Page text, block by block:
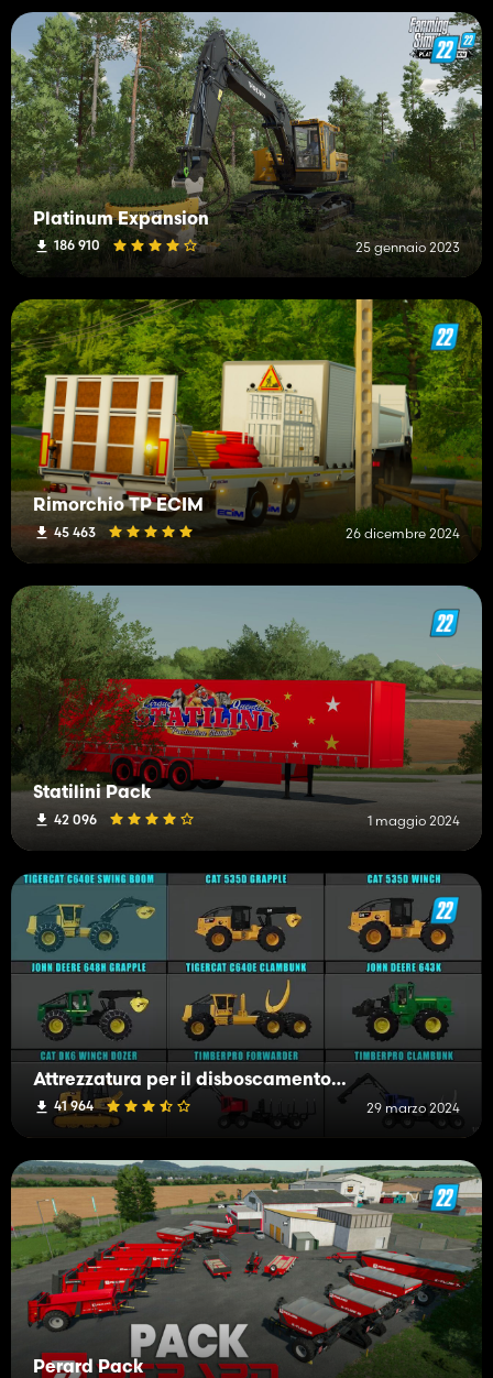
Platinum Expansion
186 910 25 gennaio 2023
Rimorchio TP ECIM
45 463 26 dicembre 2024
Statilini Pack
42 096 1 maggio 2024
Attrezzatura per il disboscamento FDR
41 964 29 marzo 2024
Perard Pack